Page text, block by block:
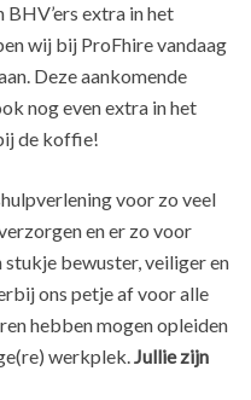
extra in het
wij bij ProFhire vandaag
Deze aankomende
nog even extra in het
de koffie!
voor zo veel
en er zo voor
bewuster, veiliger en
ons petje af voor alle
hebben mogen opleiden
werkplek.Jullie zijn